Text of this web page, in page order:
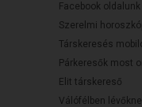
Facebook oldalunk
Szerelmi
Társkeresés
Párkeresők most
Elit társkereső
Válófélben